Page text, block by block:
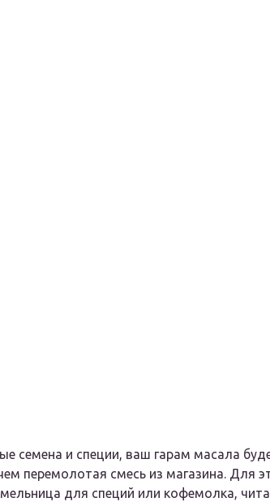
семена и специи, ваш гарам масала
перемолотая смесь из магазина. Для
для специй или кофемолка,